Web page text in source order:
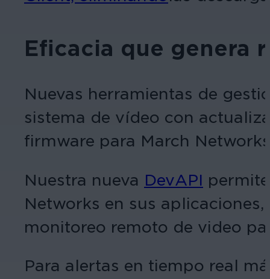
Eficacia que genera
Nuevas herramientas de
sistema de vídeo con
firmware para March
Nuestra nueva DevAPI
Networks en sus
monitoreo remoto de video
Para alertas en tiempo real